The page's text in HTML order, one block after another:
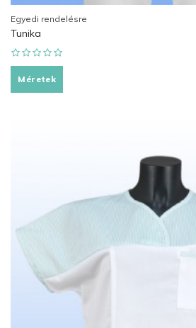
Egyedi rendelésre
Tunika
Méretek